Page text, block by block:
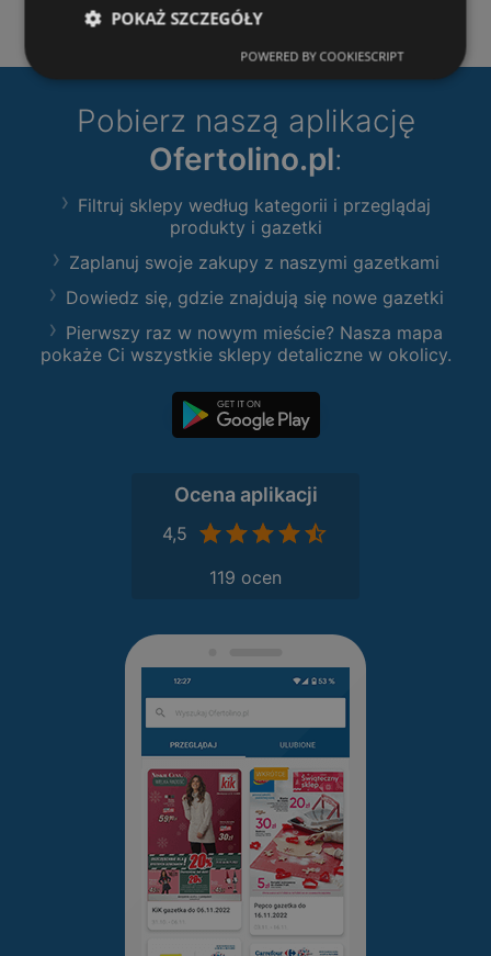
Pobierz naszą aplikację
Ofertolino.pl:
Filtruj sklepy według kategorii i przeglądaj
produkty i gazetki
Zaplanuj swoje zakupy z naszymi gazetkami
Dowiedz się, gdzie znajdują się nowe gazetki
Pierwszy raz w nowym mieście? Nasza mapa
pokaże Ci wszystkie sklepy detaliczne w okolicy.
Ocena aplikacji
4,5
119 ocen
POKAŻ SZCZEGÓŁY
POWERED BY COOKIESCRIPT